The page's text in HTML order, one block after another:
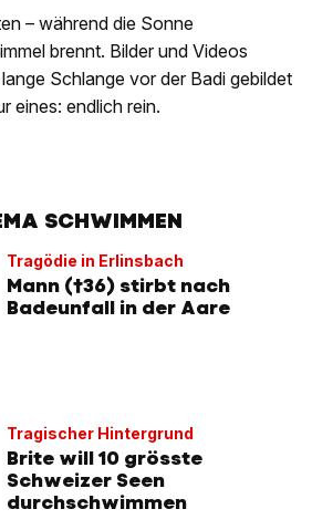
– während die Sonne
brennt. Bilder und Videos
Schlange vor der Badi gebildet
eines: endlich rein.
SCHWIMMEN
Tragödie in Erlinsbach
Mann (†36) stirbt nach
Badeunfall in der Aare
Tragischer Hintergrund
Brite will 10 grösste
Schweizer Seen
durchschwimmen